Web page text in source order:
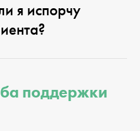
я испорчу
поддержки